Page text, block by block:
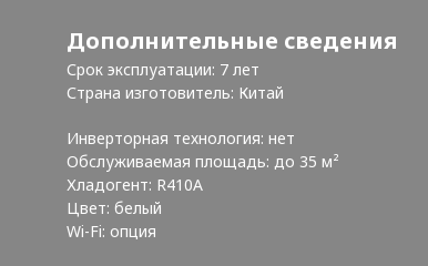
Дополнительные сведения
Срок эксплуатации: 7 лет
Страна изготовитель: Китай
Инверторная технология: нет
Обслуживаемая площадь: до 35 м²
Хладогент: R410А
Цвет: белый
Wi-Fi: опция